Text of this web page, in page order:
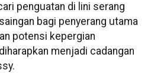
penguatan di lini serang
bagi penyerang utama
potensi kepergian
menjadi cadangan